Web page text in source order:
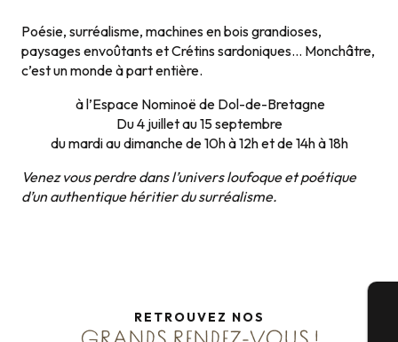
Poésie, surréalisme, machines en bois grandioses,
paysages envoûtants et Crétins sardoniques… Monchâtre,
c’est un monde à part entière.
à l’Espace Nominoë de Dol-de-Bretagne
Du 4 juillet au 15 septembre
du mardi au dimanche de 10h à 12h et de 14h à 18h
Venez vous perdre dans l’univers loufoque et poétique
d’un authentique héritier du surréalisme.
RETROUVEZ NOS